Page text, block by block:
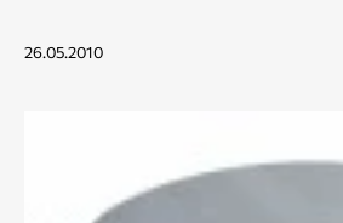
26.05.2010